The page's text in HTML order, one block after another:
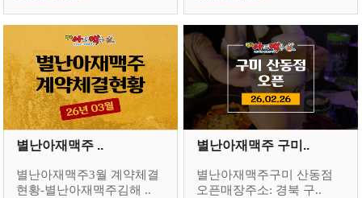
별난아재맥주 ..
별난아재맥주3월 계약체결
현황-별난아재맥주김해 ..
별난아재맥주 구미..
별난아재맥주구미 산동점
오픈매장주소: 경북 구..